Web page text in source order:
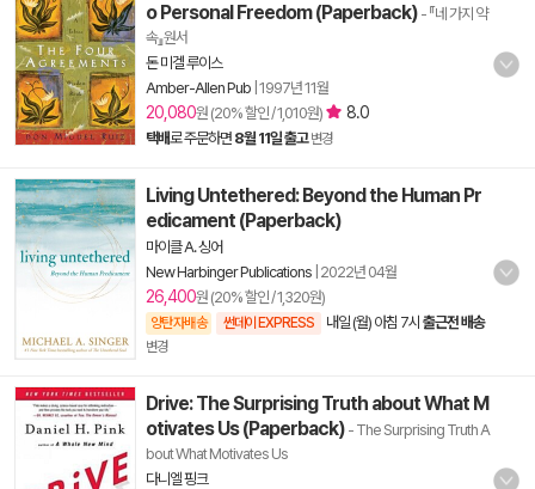
o Personal Freedom (Paperback) - 『네 가지 약
속』원서
돈 미겔 루이스
Amber-Allen Pub 1997년 11월
20,080원 (20% 할인 / 1,010원) 8.0
택배로 주문하면 8월 11일 출고 변경
Living Untethered: Beyond the Human Pr
edicament (Paperback)
마이클 A. 싱어
New Harbinger Publications 2022년 04월
26,400원 (20% 할인 / 1,320원)
양탄자배송 썬데이 EXPRESS 내일 (월) 아침 7시 출근전 배송
변경
Drive: The Surprising Truth about What M
otivates Us (Paperback) - The Surprising Truth A
bout What Motivates Us
다니엘 핑크